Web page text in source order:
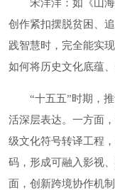
宋洋洋：如《山海
创作紧扣摆脱贫困、
践智慧时，完全能实
如何将历史文化底蕴
“十五五”时期，推
活深层表达。一方面
级文化符号转译工程
码，形成可融入影视
面，创新跨境协作机